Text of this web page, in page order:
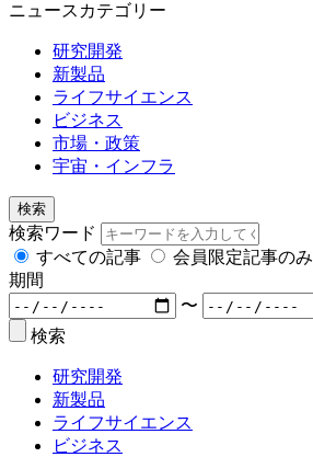
ニュースカテゴリー
研究開発
新製品
ライフサイエンス
ビジネス
市場・政策
宇宙・インフラ
検索
検索ワード
すべての記事
会員限定記事のみ
期間
〜
検索
研究開発
新製品
ライフサイエンス
ビジネス